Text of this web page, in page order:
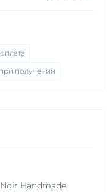
получении
Noir Handmade